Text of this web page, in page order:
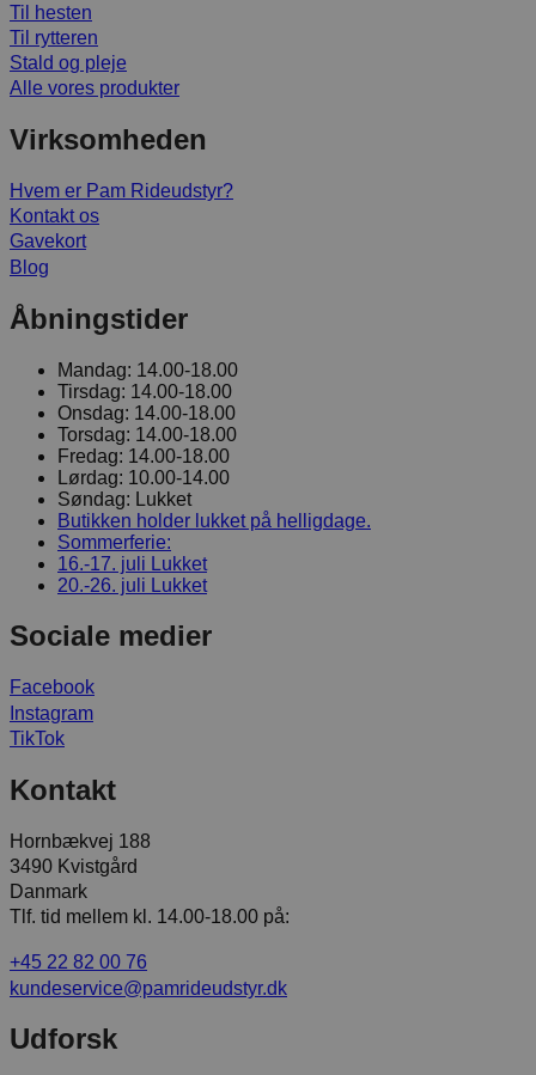
Til hesten
Til rytteren
Stald og pleje
Alle vores produkter
Virksomheden
Hvem er Pam Rideudstyr?
Kontakt os
Gavekort
Blog
Åbningstider
Mandag: 14.00-18.00
Tirsdag: 14.00-18.00
Onsdag: 14.00-18.00
Torsdag: 14.00-18.00
Fredag: 14.00-18.00
Lørdag: 10.00-14.00
Søndag: Lukket
Butikken holder lukket på helligdage.
Sommerferie:
16.-17. juli Lukket
20.-26. juli Lukket
Sociale medier
Facebook
Instagram
TikTok
Kontakt
Hornbækvej 188
3490 Kvistgård
Danmark
Tlf. tid mellem kl. 14.00-18.00 på:
+45 22 82 00 76
kundeservice@pamrideudstyr.dk
Udforsk